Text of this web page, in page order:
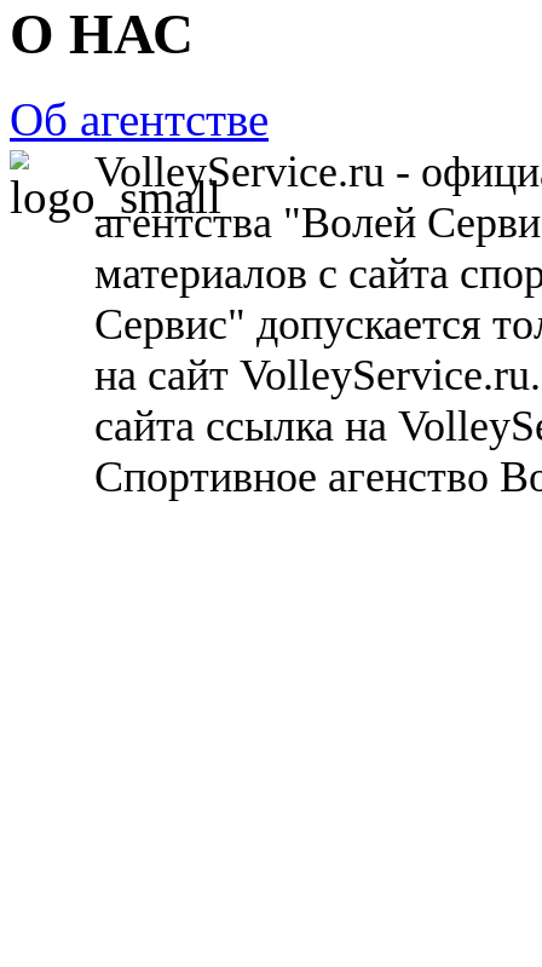
О НАС
Об агентстве
VolleyService.ru -
агентства "Волей
материалов с сайта
Сервис" допускается
на сайт
сайта ссылка на
Спортивное агенство